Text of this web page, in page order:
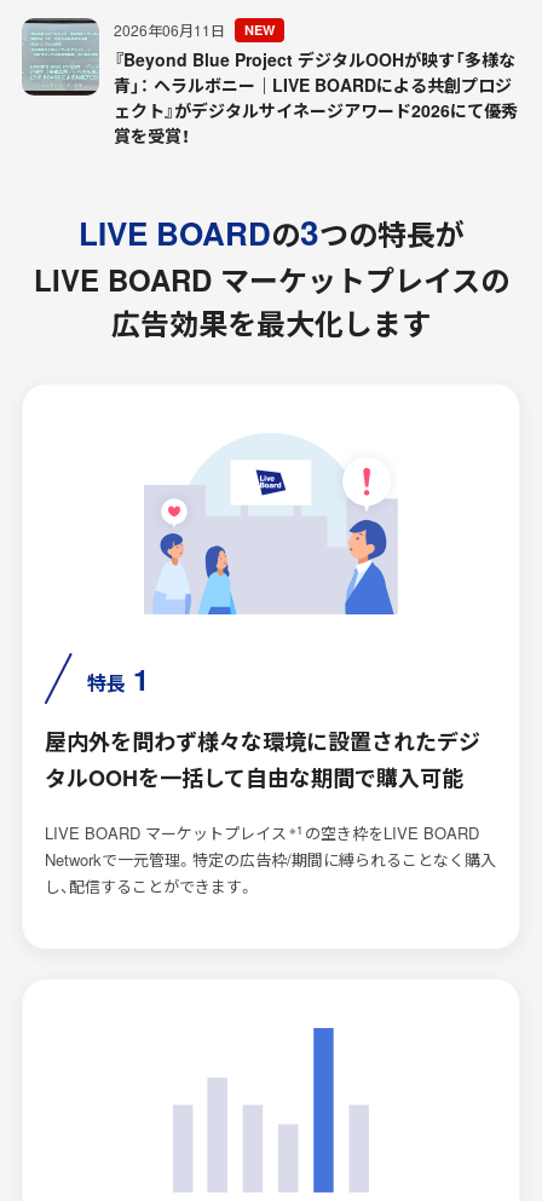
2026年06月11日 NEW
『Beyond Blue Project デジタルOOHが映す「多様な
青」： ヘラルボニー｜LIVE BOARDによる共創プロジ
ェクト』がデジタルサイネージアワード2026にて優秀
賞を受賞！
LIVE BOARDの3つの特長が
LIVE BOARD マーケットプレイスの
広告効果を最大化します
特長 1
屋内外を問わず様々な環境に設置されたデジ
タルOOHを一括して自由な期間で購入可能
LIVE BOARD マーケットプレイス ※1 の空き枠をLIVE BOARD
Networkで一元管理。特定の広告枠/期間に縛られることなく購入
し、配信することができます。